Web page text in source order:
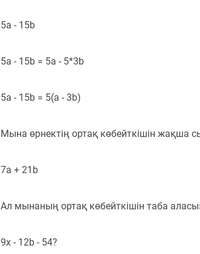
5a - 15b
5a - 15b = 5a - 5*3b
5a - 15b = 5(a - 3b)
Мына өрнектің ортақ көбейткішін жақша
7a + 21b
Ал мынаның ортақ көбейткішін таба
9x - 12b - 54?